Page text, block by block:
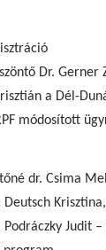
Dr.
a Dél-
módosított
dr. Csima
Deutsch
Podráczky Judit